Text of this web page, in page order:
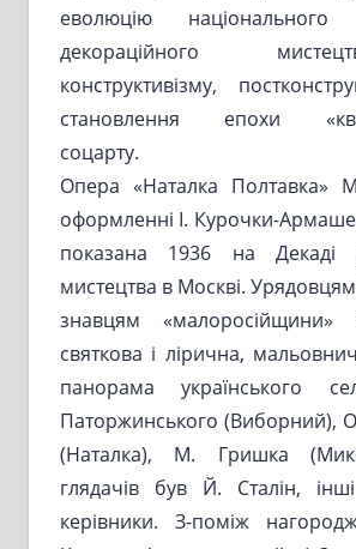
еволюцію національного
декораційного
конструктивізму,
становлення епохи
соцарту.
Опера «Наталка Полтавка»
оформленні І. Курочки-
показана 1936 на Декаді
мистецтва в Москві.
знавцям «малоросійщини»
святкова і лірична,
панорама українського
Паторжинського (Виборний),
(Наталка), М. Гришка
глядачів був Й. Сталін, інші
керівники. З-поміж